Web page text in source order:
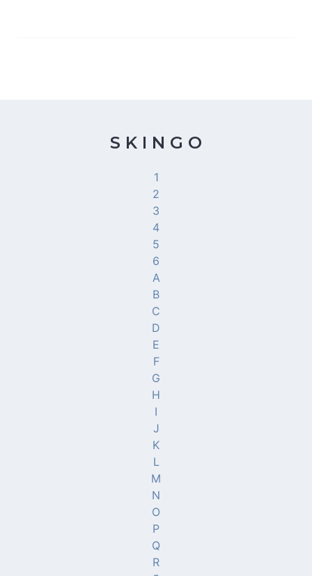
S K I N G O
1
2
3
4
5
6
A
B
C
D
E
F
G
H
I
J
K
L
M
N
O
P
Q
R